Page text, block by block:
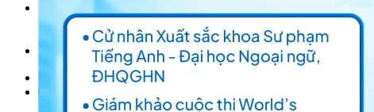
Tìm kiếm:
Chưa có khóa học yêu thích.
Đặt lịch / Tư vấn